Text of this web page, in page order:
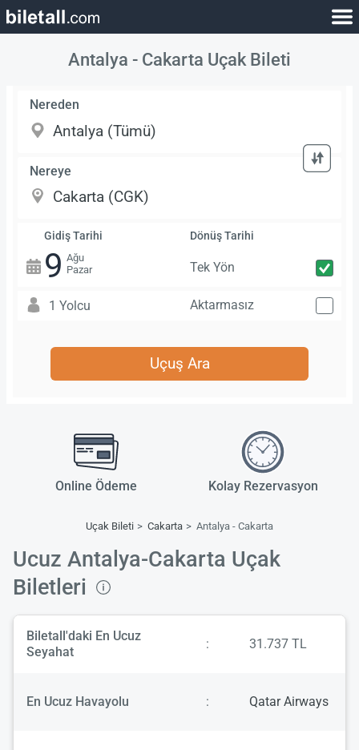
Antalya - Cakarta Uçak Bileti
Nereden
Nereye
Gidiş Tarihi
9 Ağu
Pazar
Dönüş Tarihi
Tek Yön
1 Yolcu Aktarmasız
Uçuş Ara
Online Ödeme Kolay Rezervasyon
Uçak Bileti Cakarta Antalya - Cakarta
Ucuz Antalya-Cakarta Uçak
Biletleri
Biletall'daki En Ucuz
Seyahat
: 31.737 TL
En Ucuz Havayolu : Qatar Airways